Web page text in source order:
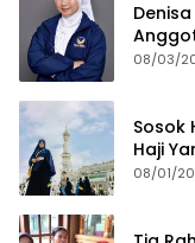
2029
08/03/
Sosok
Haji
08/01/